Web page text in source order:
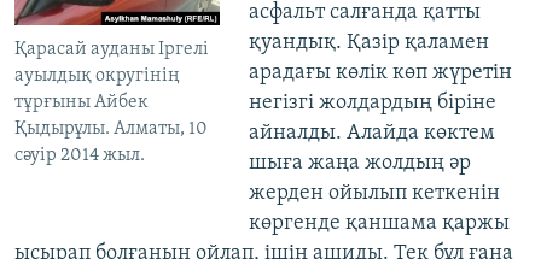
Қарасай ауданы Іргелі
ауылдық округінің
тұрғыны Айбек
Қыдырұлы. Алматы, 10
сәуір 2014 жыл.
асфальт салғанда қатты
қуандық. Қазір қаламен
арадағы көлік көп жүретін
негізгі жолдардың біріне
айналды. Алайда көктем
шыға жаңа жолдың әр
жерден ойылып кеткенін
көргенде қаншама қаржы
ысырап болғанын ойлап, ішің ашиды. Тек бұл ғана